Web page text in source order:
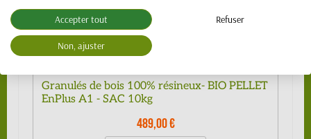
Granulés de bois 100% résineux- BIO PELLET
EnPlus A1 - SAC 10kg
489,00 €
Accepter tout Refuser
Non, ajuster